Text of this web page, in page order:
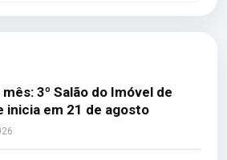
3º Salão do Imóvel de
inicia em 21 de agosto